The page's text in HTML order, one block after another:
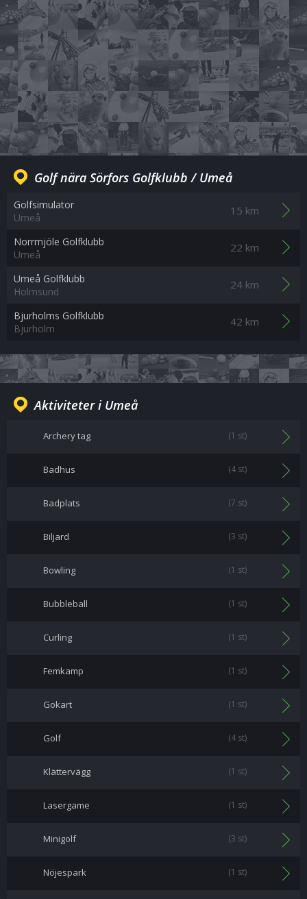
Golf nära Sörfors Golfklubb / Umeå
Golfsimulator
Umeå
15 km
Norrmjöle Golfklubb
Umeå
22 km
Umeå Golfklubb
Holmsund
24 km
Bjurholms Golfklubb
Bjurholm
42 km
Aktiviteter i Umeå
Archery tag (1 st)
Badhus (4 st)
Badplats (7 st)
Biljard (3 st)
Bowling (1 st)
Bubbleball (1 st)
Curling (1 st)
Femkamp (1 st)
Gokart (1 st)
Golf (4 st)
Klättervägg (1 st)
Lasergame (1 st)
Minigolf (3 st)
Nöjespark (1 st)